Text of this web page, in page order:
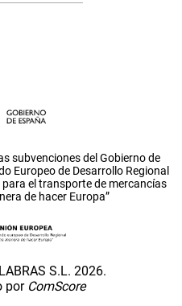
subvenciones del Gobierno de
Europeo de Desarrollo Regional
el transporte de mercancías
de hacer Europa”
S.L. 2026.
por ComScore